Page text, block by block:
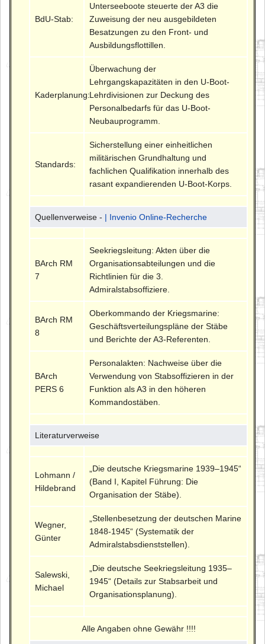
BdU-Stab:
Unterseeboote steuerte der A3 die
Zuweisung der neu ausgebildeten
Besatzungen zu den Front- und
Ausbildungsflottillen.
Kaderplanung:
Überwachung der
Lehrgangskapazitäten in den U-Boot-
Lehrdivisionen zur Deckung des
Personalbedarfs für das U-Boot-
Neubauprogramm.
Standards:
Sicherstellung einer einheitlichen
militärischen Grundhaltung und
fachlichen Qualifikation innerhalb des
rasant expandierenden U-Boot-Korps.
Quellenverweise - | Invenio Online-Recherche
BArch RM
7
Seekriegsleitung: Akten über die
Organisationsabteilungen und die
Richtlinien für die 3.
Admiralstabsoffiziere.
BArch RM
8
Oberkommando der Kriegsmarine:
Geschäftsverteilungspläne der Stäbe
und Berichte der A3-Referenten.
BArch
PERS 6
Personalakten: Nachweise über die
Verwendung von Stabsoffizieren in der
Funktion als A3 in den höheren
Kommandostäben.
Literaturverweise
Lohmann /
Hildebrand
„Die deutsche Kriegsmarine 1939–1945“
(Band I, Kapitel Führung: Die
Organisation der Stäbe).
Wegner,
Günter
„Stellenbesetzung der deutschen Marine
1848-1945“ (Systematik der
Admiralstabsdienststellen).
Salewski,
Michael
„Die deutsche Seekriegsleitung 1935–
1945“ (Details zur Stabsarbeit und
Organisationsplanung).
Alle Angaben ohne Gewähr !!!!